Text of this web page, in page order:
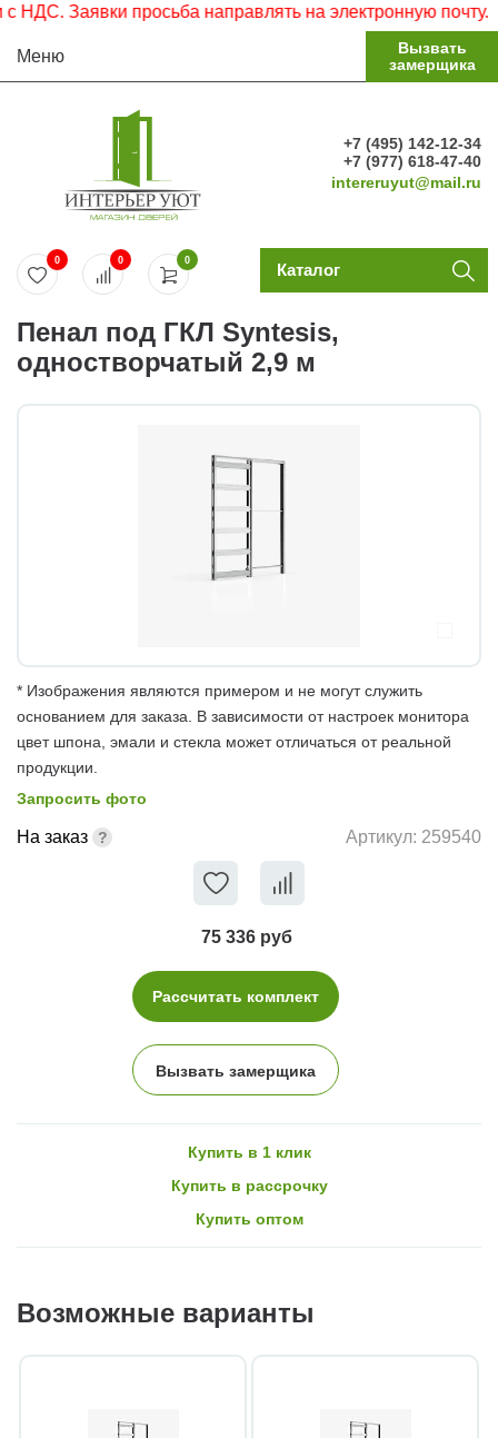
Заявки просьба направлять на электронную почту.
Меню
Вызвать
замерщика
+7 (495) 142-12-34
+7 (977) 618-47-40
intereruyut@mail.ru
0
0 0 Каталог
Пенал под ГКЛ Syntesis,
одностворчатый 2,9 м
* Изображения являются примером и не могут служить
основанием для заказа. В зависимости от настроек монитора
цвет шпона, эмали и стекла может отличаться от реальной
продукции.
Запросить фото
На заказ Артикул: 259540
75 336 руб
Рассчитать комплект
Вызвать замерщика
Купить в 1 клик
Купить в рассрочку
Купить оптом
Возможные варианты